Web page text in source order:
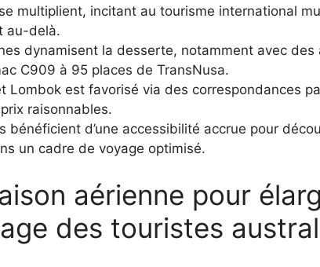
multiplient, incitant au tourisme international
au-delà.
dynamisent la desserte, notamment avec des
C909 à 95 places de TransNusa.
Lombok est favorisé via des correspondances
raisonnables.
bénéficient d’une accessibilité accrue pour
un cadre de voyage optimisé.
aérienne pour
des touristes